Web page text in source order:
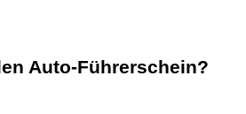
Auto-Führerschein?